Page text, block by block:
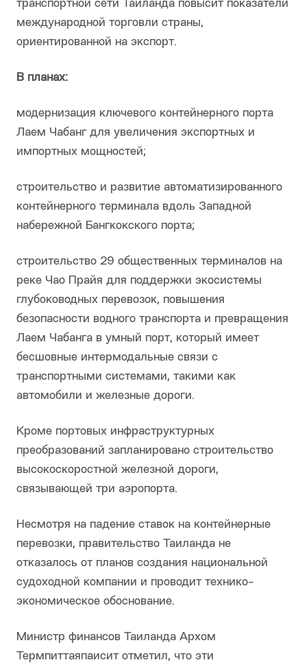
транспортной сети Таиланда повысит показатели
международной торговли страны,
ориентированной на экспорт.
В планах:
модернизация ключевого контейнерного порта
Лаем Чабанг для увеличения экспортных и
импортных мощностей;
строительство и развитие автоматизированного
контейнерного терминала вдоль Западной
набережной Бангкокского порта;
строительство 29 общественных терминалов на
реке Чао Прайя для поддержки экосистемы
глубоководных перевозок, повышения
безопасности водного транспорта и превращения
Лаем Чабанга в умный порт, который имеет
бесшовные интермодальные связи с
транспортными системами, такими как
автомобили и железные дороги.
Кроме портовых инфраструктурных
преобразований запланировано строительство
высокоскоростной железной дороги,
связывающей три аэропорта.
Несмотря на падение ставок на контейнерные
перевозки, правительство Таиланда не
отказалось от планов создания национальной
судоходной компании и проводит технико-
экономическое обоснование.
Министр финансов Таиланда Архом
Термпиттаяпаисит отметил, что эти